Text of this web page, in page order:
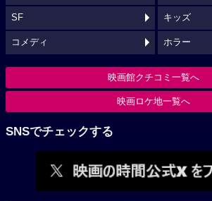
SF キッズ
コメディ ホラー
映画館クチコミ一覧へ
映画ロケ地一覧へ
SNSでチェックする